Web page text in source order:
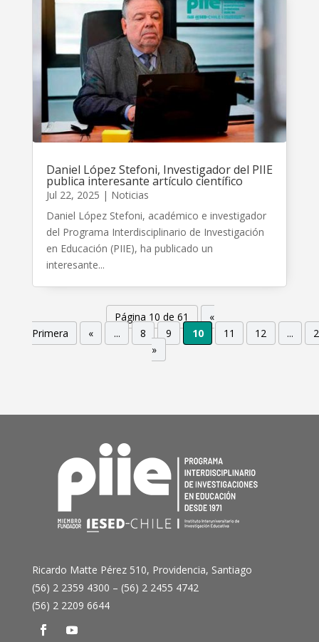
Daniel López Stefoni, Investigador del PIIE
publica interesante artículo científico
Jul 22, 2025 | Noticias
Daniel López Stefoni, académico e investigador
del Programa Interdisciplinario de Investigación
en Educación (PIIE), ha publicado un
interesante...
Página 10 de 61
«
Primera
« ... 8 9 10 11 12 ...
»
Ricardo Matte Pérez 510, Providencia, Santiago
(56) 2 2359 4300 – (56) 2 2455 4742
(56) 2 2209 6644